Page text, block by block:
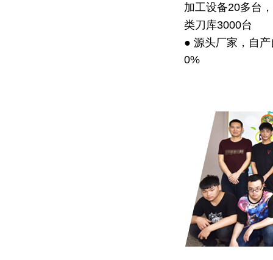
加工设备20多台
类刀库3000台
● 源头厂家，自
0%